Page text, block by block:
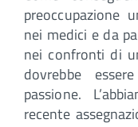
preoccupazione
nei medici e da
nei confronti di
dovrebbe
passione.
recente